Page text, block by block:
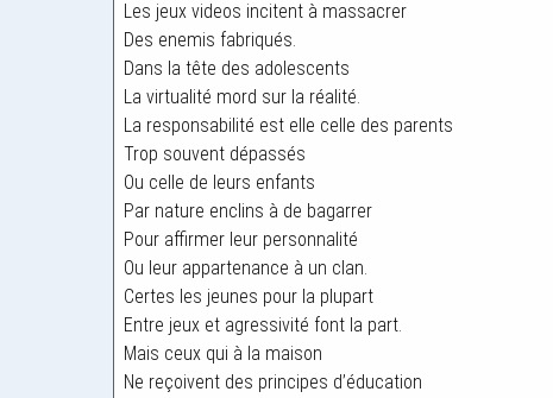
Les jeux videos incitent à massacrer
Des enemis fabriqués.
Dans la tête des adolescents
La virtualité mord sur la réalité.
La responsabilité est elle celle des parents
Trop souvent dépassés
Ou celle de leurs enfants
Par nature enclins à de bagarrer
Pour affirmer leur personnalité
Ou leur appartenance à un clan.
Certes les jeunes pour la plupart
Entre jeux et agressivité font la part.
Mais ceux qui à la maison
Ne reçoivent des principes d’éducation